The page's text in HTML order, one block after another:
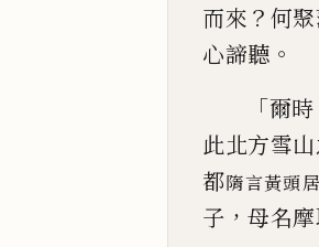
而來 ？ 何
心諦聽 。
「爾時
此北方雪
都隋言黃頭
子 ， 母名